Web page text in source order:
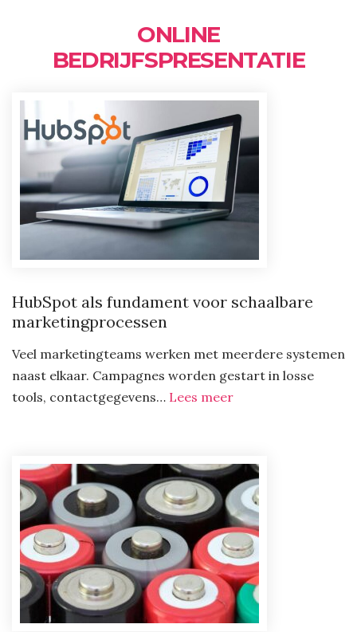
ONLINE
BEDRIJFSPRESENTATIE
HubSpot als fundament voor schaalbare
marketingprocessen
Veel marketingteams werken met meerdere systemen
naast elkaar. Campagnes worden gestart in losse
tools, contactgegevens… Lees meer:
fundament
voor
schaalbare